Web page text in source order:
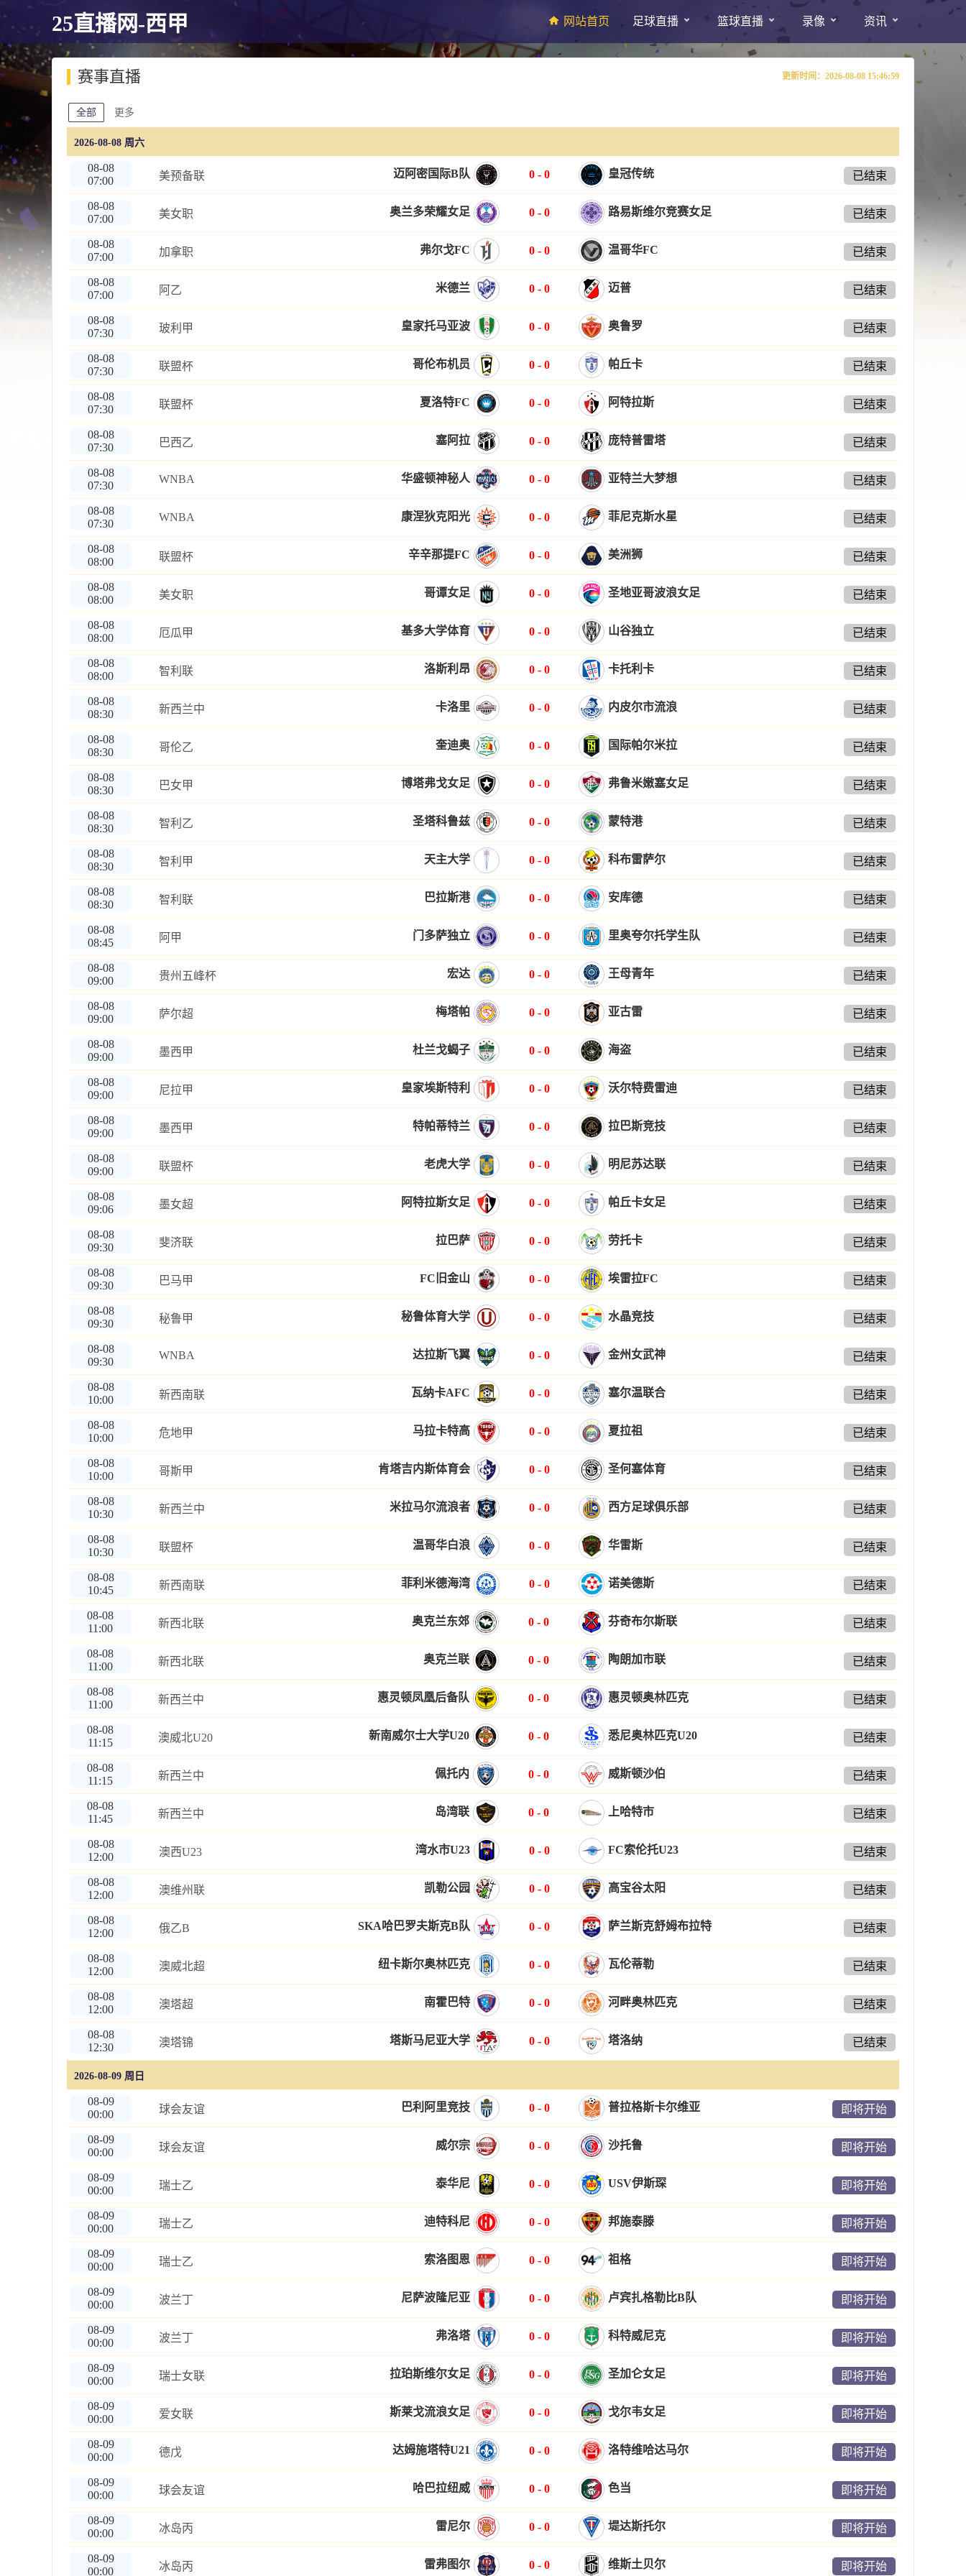
25直播网-西甲 网站首页 足球直播 篮球直播 录像 资讯
赛事直播 更新时间：2026-08-08 15:46:59
全部 更多
2026-08-08 周六
08-08
07:00
美预备联 迈阿密国际B队 0 - 0 皇冠传统 已结束
08-08
07:00
美女职 奥兰多荣耀女足 0 - 0 路易斯维尔竞赛女足 已结束
08-08
07:00
加拿职 弗尔戈FC 0 - 0 温哥华FC 已结束
08-08
07:00
阿乙 米德兰 0 - 0 迈普 已结束
08-08
07:30
玻利甲 皇家托马亚波 0 - 0 奥鲁罗 已结束
08-08
07:30
联盟杯 哥伦布机员 0 - 0 帕丘卡 已结束
08-08
07:30
联盟杯 夏洛特FC 0 - 0 阿特拉斯 已结束
08-08
07:30
巴西乙 塞阿拉 0 - 0 庞特普雷塔 已结束
08-08
07:30
WNBA 华盛顿神秘人 0 - 0 亚特兰大梦想 已结束
08-08
07:30
WNBA 康涅狄克阳光 0 - 0 菲尼克斯水星 已结束
08-08
08:00
联盟杯 辛辛那提FC 0 - 0 美洲狮 已结束
08-08
08:00
美女职 哥谭女足 0 - 0 圣地亚哥波浪女足 已结束
08-08
08:00
厄瓜甲 基多大学体育 0 - 0 山谷独立 已结束
08-08
08:00
智利联 洛斯利昂 0 - 0 卡托利卡 已结束
08-08
08:30
新西兰中 卡洛里 0 - 0 内皮尔市流浪 已结束
08-08
08:30
哥伦乙 奎迪奥 0 - 0 国际帕尔米拉 已结束
08-08
08:30
巴女甲 博塔弗戈女足 0 - 0 弗鲁米嫩塞女足 已结束
08-08
08:30
智利乙 圣塔科鲁兹 0 - 0 蒙特港 已结束
08-08
08:30
智利甲 天主大学 0 - 0 科布雷萨尔 已结束
08-08
08:30
智利联 巴拉斯港 0 - 0 安库德 已结束
08-08
08:45
阿甲 门多萨独立 0 - 0 里奥夸尔托学生队 已结束
08-08
09:00
贵州五峰杯 宏达 0 - 0 王母青年 已结束
08-08
09:00
萨尔超 梅塔帕 0 - 0 亚古雷 已结束
08-08
09:00
墨西甲 杜兰戈蝎子 0 - 0 海盗 已结束
08-08
09:00
尼拉甲 皇家埃斯特利 0 - 0 沃尔特费雷迪 已结束
08-08
09:00
墨西甲 特帕蒂特兰 0 - 0 拉巴斯竞技 已结束
08-08
09:00
联盟杯 老虎大学 0 - 0 明尼苏达联 已结束
08-08
09:06
墨女超 阿特拉斯女足 0 - 0 帕丘卡女足 已结束
08-08
09:30
斐济联 拉巴萨 0 - 0 劳托卡 已结束
08-08
09:30
巴马甲 FC旧金山 0 - 0 埃雷拉FC 已结束
08-08
09:30
秘鲁甲 秘鲁体育大学 0 - 0 水晶竞技 已结束
08-08
09:30
WNBA 达拉斯飞翼 0 - 0 金州女武神 已结束
08-08
10:00
新西南联 瓦纳卡AFC 0 - 0 塞尔温联合 已结束
08-08
10:00
危地甲 马拉卡特高 0 - 0 夏拉祖 已结束
08-08
10:00
哥斯甲 肯塔吉内斯体育会 0 - 0 圣何塞体育 已结束
08-08
10:30
新西兰中 米拉马尔流浪者 0 - 0 西方足球俱乐部 已结束
08-08
10:30
联盟杯 温哥华白浪 0 - 0 华雷斯 已结束
08-08
10:45
新西南联 菲利米德海湾 0 - 0 诺美德斯 已结束
08-08
11:00
新西北联 奥克兰东郊 0 - 0 芬奇布尔斯联 已结束
08-08
11:00
新西北联 奥克兰联 0 - 0 陶朗加市联 已结束
08-08
11:00
新西兰中 惠灵顿凤凰后备队 0 - 0 惠灵顿奥林匹克 已结束
08-08
11:15
澳威北U20 新南威尔士大学U20 0 - 0 悉尼奥林匹克U20 已结束
08-08
11:15
新西兰中 佩托内 0 - 0 威斯顿沙伯 已结束
08-08
11:45
新西兰中 岛湾联 0 - 0 上哈特市 已结束
08-08
12:00
澳西U23 湾水市U23 0 - 0 FC索伦托U23 已结束
08-08
12:00
澳维州联 凯勒公园 0 - 0 高宝谷太阳 已结束
08-08
12:00
俄乙B SKA哈巴罗夫斯克B队 0 - 0 萨兰斯克舒姆布拉特 已结束
08-08
12:00
澳威北超 纽卡斯尔奥林匹克 0 - 0 瓦伦蒂勒 已结束
08-08
12:00
澳塔超 南霍巴特 0 - 0 河畔奥林匹克 已结束
08-08
12:30
澳塔锦 塔斯马尼亚大学 0 - 0 塔洛纳 已结束
2026-08-09 周日
08-09
00:00
球会友谊 巴利阿里竞技 0 - 0 普拉格斯卡尔维亚 即将开始
08-09
00:00
球会友谊 威尔宗 0 - 0 沙托鲁 即将开始
08-09
00:00
瑞士乙 泰华尼 0 - 0 USV伊斯琛 即将开始
08-09
00:00
瑞士乙 迪特科尼 0 - 0 邦施泰滕 即将开始
08-09
00:00
瑞士乙 索洛图恩 0 - 0 祖格 即将开始
08-09
00:00
波兰丁 尼萨波隆尼亚 0 - 0 卢宾扎格勒比B队 即将开始
08-09
00:00
波兰丁 弗洛塔 0 - 0 科特威尼克 即将开始
08-09
00:00
瑞士女联 拉珀斯维尔女足 0 - 0 圣加仑女足 即将开始
08-09
00:00
爱女联 斯莱戈流浪女足 0 - 0 戈尔韦女足 即将开始
08-09
00:00
德戊 达姆施塔特U21 0 - 0 洛特维哈达马尔 即将开始
08-09
00:00
球会友谊 哈巴拉纽威 0 - 0 色当 即将开始
08-09
00:00
冰岛丙 雷尼尔 0 - 0 堤达斯托尔 即将开始
08-09
00:00
冰岛丙 雷弗图尔 0 - 0 维斯土贝尔 即将开始